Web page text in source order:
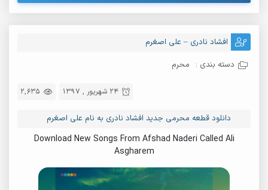
افشاد نادری – علی اصغرم
دسته بندی : محرم
2,635 24 شهریور , 1397
دانلود قطعه محرمی جدید افشاد نادری به نام علی اصغرم
Download New Songs From Afshad Naderi Called Ali
Asgharem